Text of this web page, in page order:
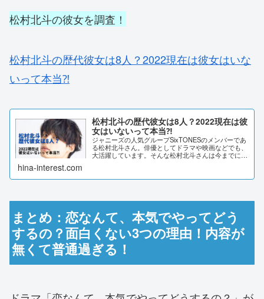
松村北斗の彼女を調査！
松村北斗の歴代彼女は8人？2022現在は彼女はいな
いって本当⁈
松村北斗の歴代彼女は8人？2022現在は彼
女はいないって本当⁈
ジャニーズの人気グループSixTONESのメンバーであ
る松村北斗さん。俳優としてドラマや映画などでも、
大活躍しています。そんな松村北斗さんは今までに、
hina-interest.com
まとめ：恋なんて、本気でやってどう
するの？面白くない3つの理由！内容が
無くて普通過ぎる！